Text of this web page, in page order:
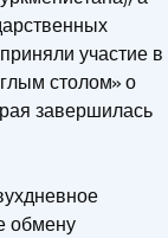
участие в
столом» о
завершилась
обмену